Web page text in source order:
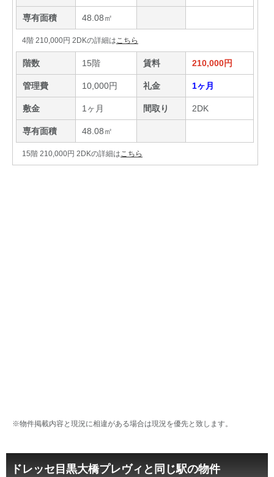
専有面積 48.08㎡
4階 210,000円 2DKの詳細は こちら
階数 15階 賃料 210,000円
管理費 10,000円 礼金 1ヶ月
敷金 1ヶ月 間取り 2DK
専有面積 48.08㎡
15階 210,000円 2DKの詳細は こちら
※物件掲載内容と現況に相違がある場合は現況を優先と致します。
ドレッセ目黒大橋プレヴィと同じ駅の物件